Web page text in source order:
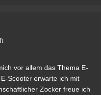
vor allem das Thema E-
Scooter erwarte ich mit
Zocker freue ich